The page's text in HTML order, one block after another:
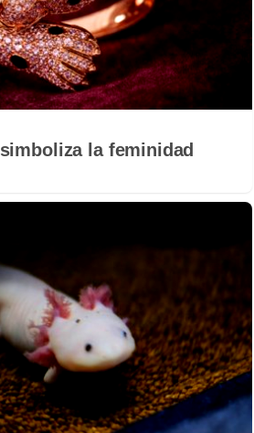
la feminidad